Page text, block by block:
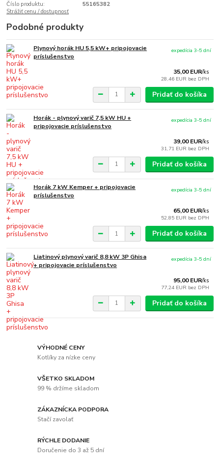
Číslo produktu:
55165382
Strážiť cenu / dostupnosť
Podobné produkty
Plynový horák HU 5,5 kW+ pripojovacie
príslušenstvo
35,00 EUR/ks
28,46 EUR bez DPH
expedícia 3-5 dní
Pridať do košíka
Horák - plynový varič 7,5 kW HU +
pripojovacie príslušenstvo
39,00 EUR/ks
31,71 EUR bez DPH
expedícia 3-5 dní
Pridať do košíka
Horák 7 kW Kemper + pripojovacie
príslušenstvo
65,00 EUR/ks
52,85 EUR bez DPH
expedícia 3-5 dní
Pridať do košíka
Liatinový plynový varič 8,8 kW 3P Ghisa
+ pripojovacie príslušenstvo
95,00 EUR/ks
77,24 EUR bez DPH
expedícia 3-5 dní
Pridať do košíka
VÝHODNÉ CENY
Kotlíky za nízke ceny
VŠETKO SKLADOM
99 % držíme skladom
ZÁKAZNÍCKA PODPORA
Stačí zavolať
RÝCHLE DODANIE
Doručenie do 3 až 5 dní